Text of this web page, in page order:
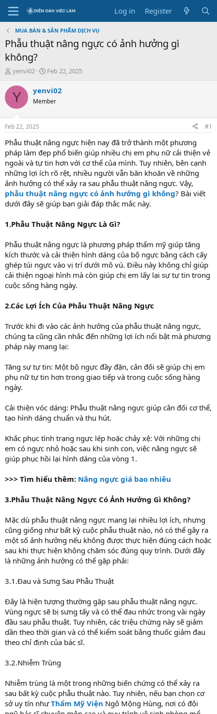
Log in Register
MUA BÁN & SẢN PHẨM DỊCH VỤ
Phẫu thuật nâng ngực có ảnh hưởng gì
không?
T
r
e
d
t
a
t
e
r
yenvi02
S
a
r
t
t
e
Feb 22, 2025
Y yenvi02
Member
Feb 22, 2025 #1
Phẫu thuật nâng ngực hiện nay đã trở thành một phương
pháp làm đẹp phổ biến giúp nhiều chị em phụ nữ cải thiện vẻ
ngoài và tự tin hơn với cơ thể của mình. Tuy nhiên, bên cạnh
những lợi ích rõ rệt, nhiều người vẫn băn khoăn về những
ảnh hưởng có thể xảy ra sau phẫu thuật nâng ngực. Vậy,
phẫu thuật nâng ngực có ảnh hưởng gì không? Bài viết
dưới đây sẽ giúp bạn giải đáp thắc mắc này.
1.Phẫu Thuật Nâng Ngực Là Gì?
Phẫu thuật nâng ngực là phương pháp thẩm mỹ giúp tăng
kích thước và cải thiện hình dáng của bộ ngực bằng cách cấy
ghép túi ngực vào vị trí dưới mô vú. Điều này không chỉ giúp
cải thiện ngoại hình mà còn giúp chị em lấy lại sự tự tin trong
cuộc sống hàng ngày.
2.Các Lợi Ích Của Phẫu Thuật Nâng Ngực
Trước khi đi vào các ảnh hưởng của phẫu thuật nâng ngực,
chúng ta cũng cần nhắc đến những lợi ích nổi bật mà phương
pháp này mang lại:
Tăng sự tự tin: Một bộ ngực đầy đặn, cân đối sẽ giúp chị em
phụ nữ tự tin hơn trong giao tiếp và trong cuộc sống hàng
ngày.
Cải thiện vóc dáng: Phẫu thuật nâng ngực giúp cân đối cơ thể,
tạo hình dáng chuẩn và thu hút.
Khắc phục tình trạng ngực lép hoặc chảy xệ: Với những chị
em có ngực nhỏ hoặc sau khi sinh con, việc nâng ngực sẽ
giúp phục hồi lại hình dáng của vòng 1.
>>> Tìm hiểu thêm: Nâng ngực giá bao nhiêu
3.Phẫu Thuật Nâng Ngực Có Ảnh Hưởng Gì Không?
Mặc dù phẫu thuật nâng ngực mang lại nhiều lợi ích, nhưng
cũng giống như bất kỳ cuộc phẫu thuật nào, nó có thể gây ra
một số ảnh hưởng nếu không được thực hiện đúng cách hoặc
sau khi thực hiện không chăm sóc đúng quy trình. Dưới đây
là những ảnh hưởng có thể gặp phải:
3.1.Đau và Sưng Sau Phẫu Thuật
Đây là hiện tượng thường gặp sau phẫu thuật nâng ngực.
Vùng ngực sẽ bị sưng tấy và có thể đau nhức trong vài ngày
đầu sau phẫu thuật. Tuy nhiên, các triệu chứng này sẽ giảm
dần theo thời gian và có thể kiểm soát bằng thuốc giảm đau
theo chỉ định của bác sĩ.
3.2.Nhiễm Trùng
Nhiễm trùng là một trong những biến chứng có thể xảy ra
sau bất kỳ cuộc phẫu thuật nào. Tuy nhiên, nếu bạn chọn cơ
sở uy tín nhưThẩm Mỹ Viện Ngô Mộng Hùng, nơi có đội